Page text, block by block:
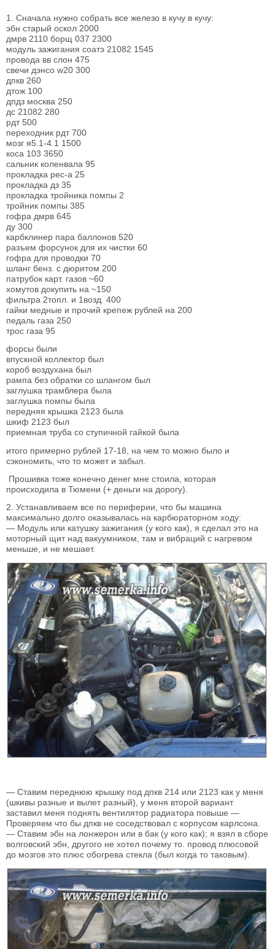
1. Сначала нужно собрать все железо в кучу в кучу:
эбн старый оскол 2000
дмрв 2110 борщ 037 2300
модуль зажигания соатэ 21082 1545
провода вв слон 475
свечи дэнсо w20 300
дпкв 260
дтож 100
дпдз москва 250
дс 21082 280
рдт 500
переходник рдт 700
мозг я5.1-4.1 1500
коса 103 3650
сальник коленвала 95
прокладка рес-а 25
прокладка дз 35
прокладка тройника помпы 2
тройник помпы 385
гофра дмрв 645
ду 300
карбклинер пара баллонов 520
разъем форсунок для их чистки 60
гофра для проводки 70
шланг бенз. с дюритом 200
патрубок карт. газов ~60
хомутов докупить на ~150
фильтра 2топл. и 1возд. 400
гайки медные и прочий крепеж рублей на 200
педаль газа 250
трос газа 95
форсы были
впускной коллектор был
короб воздухана был
рампа без обратки со шлангом был
заглушка трамблера была
заглушка помпы была
передняя крышка 2123 была
шкиф 2123 был
приемная труба со ступичной гайкой была
итого примерно рублей 17-18, на чем то можно было и
сэкономить, что то может и забыл.
Прошивка тоже конечно денег мне стоила, которая
происходила в Тюмени (+ деньги на дорогу).
2. Устанавливаем все по периферии, что бы машина
максимально долго оказывалась на карбюраторном ходу:
— Модуль или катушку зажигания (у кого как), я сделал это на
моторный щит над вакуумником, там и вибраций с нагревом
меньше, и не мешает.
— Ставим переднюю крышку под дпкв 214 или 2123 как у меня
(шкивы разные и вылет разный), у меня второй вариант
заставил меня поднять вентилятор радиатора повыше —
Проверяем что бы дпкв не соседствовал с корпусом карлсона.
— Ставим эбн на лонжерон или в бак (у кого как); я взял в сборе
волговский эбн, другого не хотел почему то. провод плюсовой
до мозгов это плюс обогрева стекла (был когда то таковым).